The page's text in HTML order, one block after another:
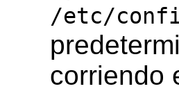
/etc/
corriendo